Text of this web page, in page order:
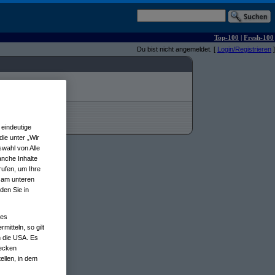
Top-100 | Fresh-100
Du bist nicht angemeldet. [ Login/Registrieren ]
unter „Wir
von Alle
Inhalte
um Ihre
unteren
Sie in
so gilt
die USA. Es
in dem